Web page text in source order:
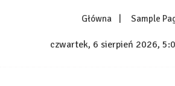
Główna Sample
czwartek, 6 sierpień 2026,